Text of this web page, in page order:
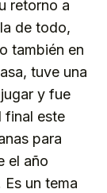
retorno a
de todo,
también en
tuve una
y fue
final este
para
el año
un tema